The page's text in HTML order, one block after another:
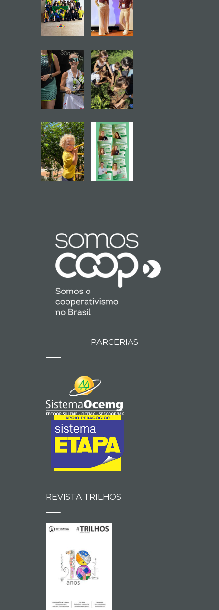
PARCERIAS
REVISTA TRILHOS